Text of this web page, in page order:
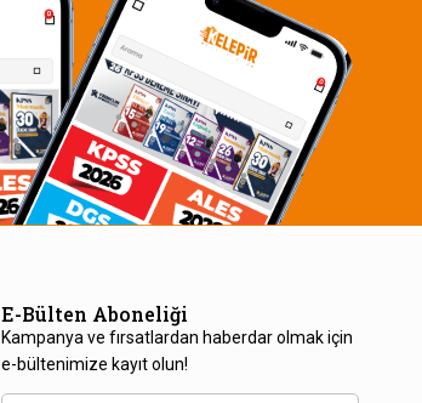
E-Bülten Aboneliği
Kampanya ve fırsatlardan haberdar olmak için
e-bültenimize kayıt olun!